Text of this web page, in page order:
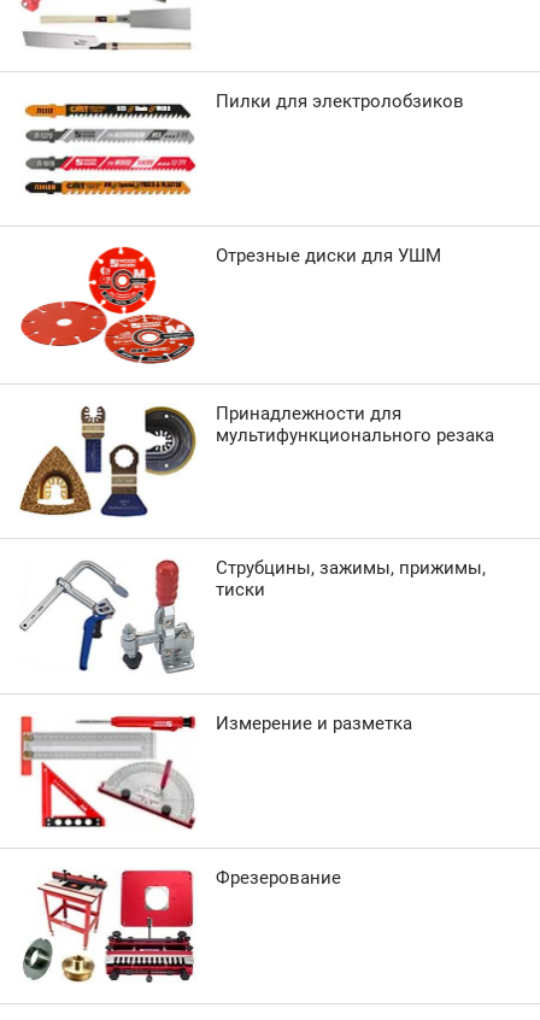
Пилки для электролобзиков
Отрезные диски для УШМ
Принадлежности для
мультифункционального резака
Струбцины, зажимы, прижимы,
тиски
Измерение и разметка
Фрезерование